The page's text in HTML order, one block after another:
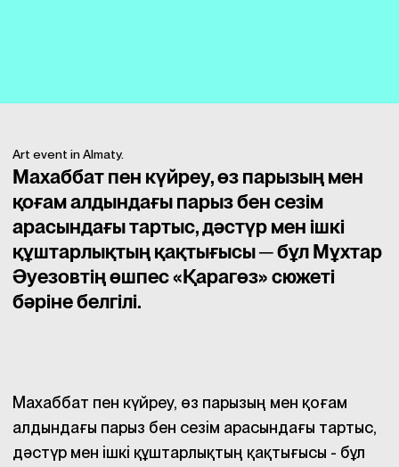
Art event in Almaty.
Махаббат пен күйреу, өз парызың мен
қоғам алдындағы парыз бен сезім
арасындағы тартыс, дәстүр мен ішкі
құштарлықтың қақтығысы ─ бұл Мұхтар
Әуезовтің өшпес «Қарагөз» сюжеті
бәріне белгілі.
Махаббат пен күйреу, өз парызың мен қоғам
алдындағы парыз бен сезім арасындағы тартыс,
дәстүр мен ішкі құштарлықтың қақтығысы - бұл